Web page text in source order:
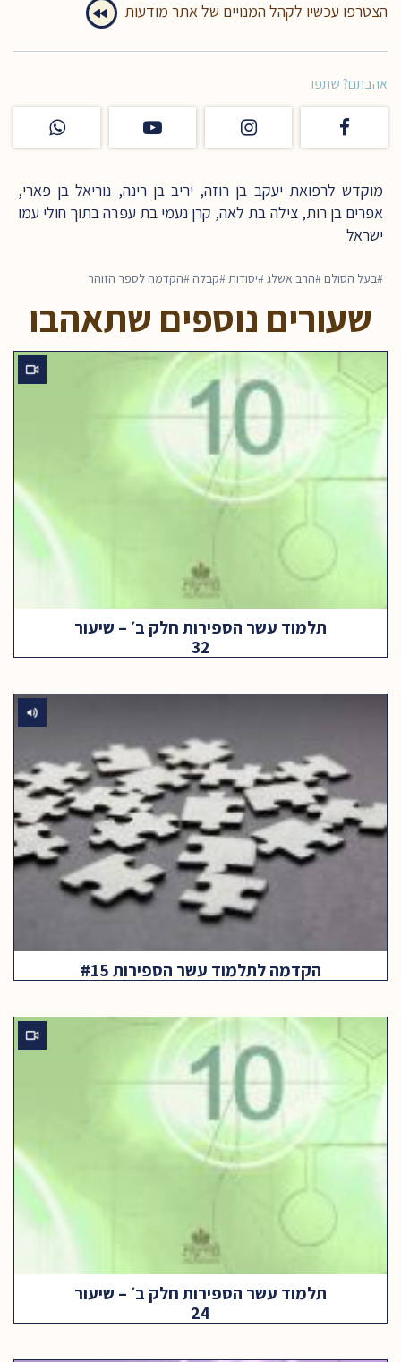
הצטרפו עכשיו לקהל המנויים של אתר מודעות
אהבתם? שתפו
מוקדש לרפואת יעקב בן רוזה, יריב בן רינה, נוריאל בן פארי,
אפרים בן רות, צילה בת לאה, קרן נעמי בת עפרה בתוך חולי עמו
ישראל
בעל הסולם הרב אשלג יסודות קבלה הקדמה לספר הזוהר
שעורים נוספים שתאהבו
תלמוד עשר הספירות חלק ב׳ – שיעור
32
הקדמה לתלמוד עשר הספירות #15
תלמוד עשר הספירות חלק ב׳ – שיעור
24